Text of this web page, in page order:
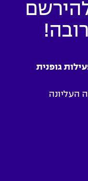
גופנית
העליונה